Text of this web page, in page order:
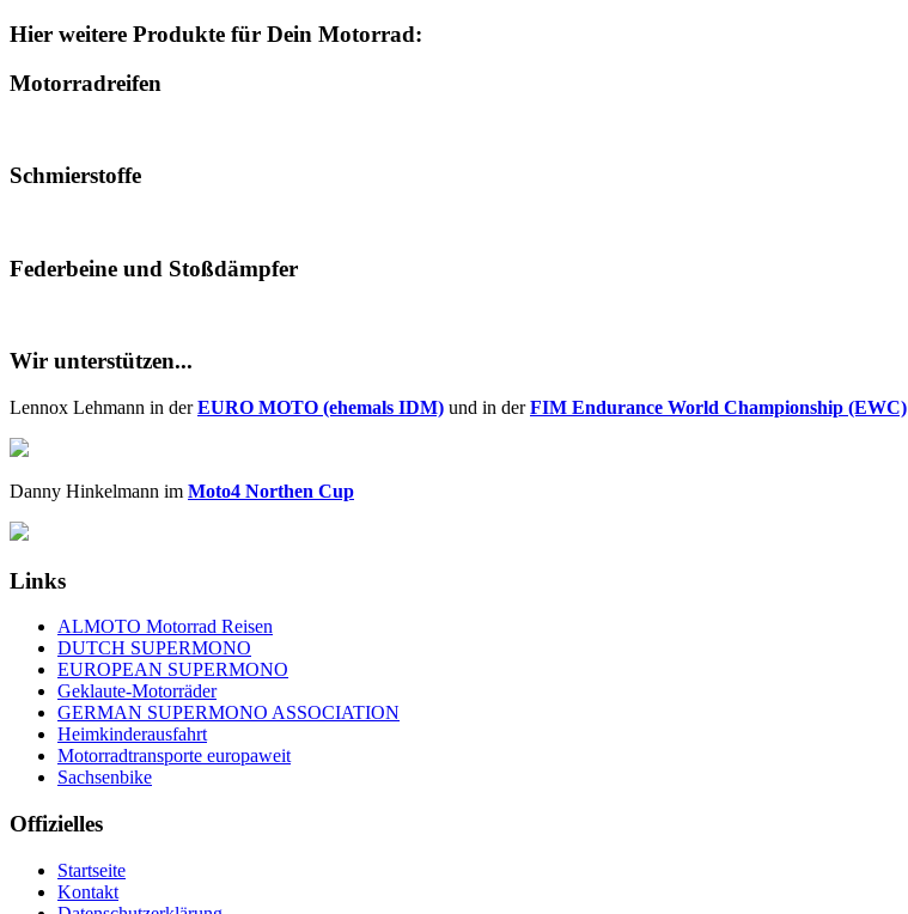
Hier weitere Produkte für Dein Motorrad:
Motorradreifen
Schmierstoffe
Federbeine und Stoßdämpfer
Wir unterstützen...
Lennox Lehmann in derEURO MOTO (ehemals IDM) und in derFIM Endurance World Championship (EWC)
Danny Hinkelmann im Moto4 Northen Cup
Links
ALMOTO Motorrad Reisen
DUTCH SUPERMONO
EUROPEAN SUPERMONO
Geklaute-Motorräder
GERMAN SUPERMONO ASSOCIATION
Heimkinderausfahrt
Motorradtransporte europaweit
Sachsenbike
Offizielles
Startseite
Kontakt